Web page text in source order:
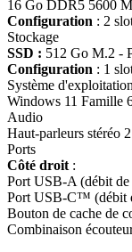
16 Go DDR5 5600
Configuration : 2
Stockage
SSD : 512 Go M.2 -
Configuration : 1
Système d'exploitation
Windows 11 Famille
Audio
Haut-parleurs stéréo
Ports
Côté droit :
Port USB-A (débit
Port USB-C™ (débit
Bouton de cache de
Combinaison